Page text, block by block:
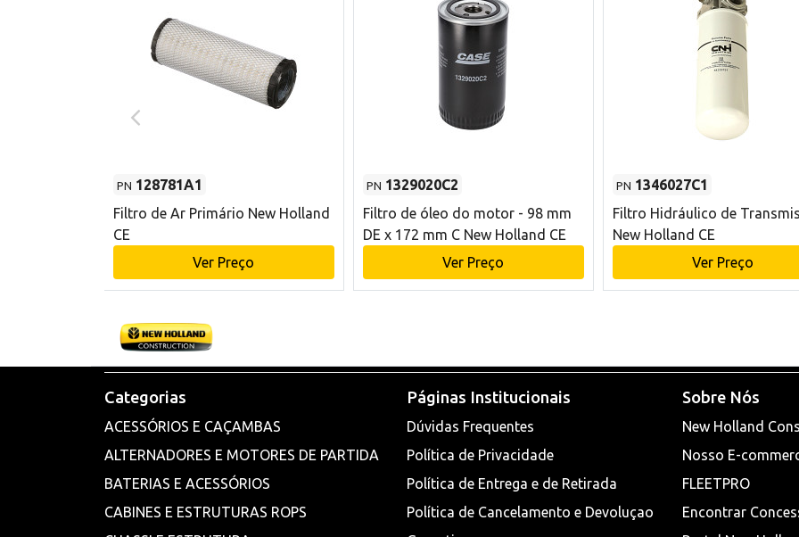
PN 128781A1
Filtro de Ar Primário New Holland
CE
Ver Preço
PN 1329020C2
Filtro de óleo do motor - 98 mm
DE x 172 mm C New Holland CE
Ver Preço
PN 1346027C1
Filtro Hidráulico de
New Holland CE
Ver Preço
Categorias
ACESSÓRIOS E CAÇAMBAS
ALTERNADORES E MOTORES DE PARTIDA
BATERIAS E ACESSÓRIOS
CABINES E ESTRUTURAS ROPS
Páginas Institucionais
Dúvidas Frequentes
Política de Privacidade
Política de Entrega e de Retirada
Política de Cancelamento e Devoluçao
Sobre Nós
New Holland
Nosso E-
FLEETPRO
Encontrar